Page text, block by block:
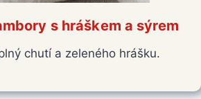
s hráškem a sýrem
chutí a zeleného hrášku.